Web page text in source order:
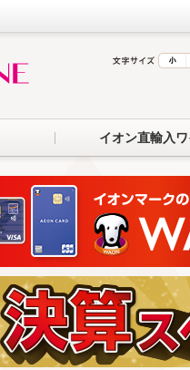
イオン直輸入